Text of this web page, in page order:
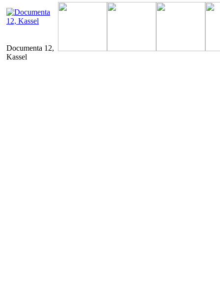
Documenta 12,
Kassel